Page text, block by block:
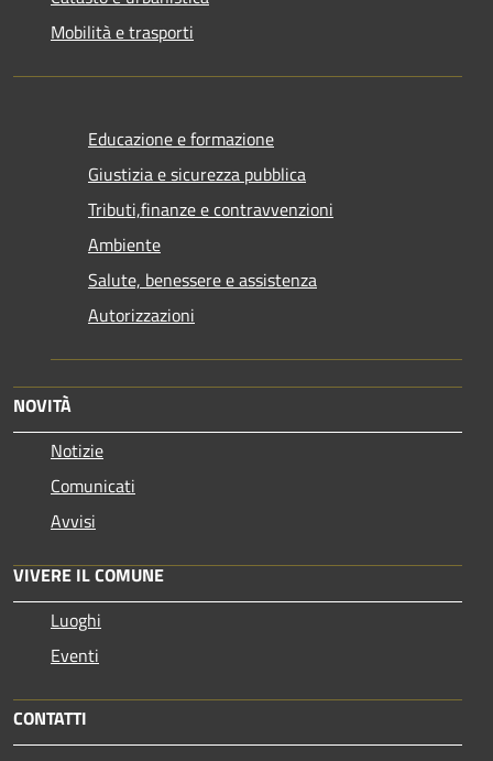
Mobilità e trasporti
Educazione e formazione
Giustizia e sicurezza pubblica
Tributi,finanze e contravvenzioni
Ambiente
Salute, benessere e assistenza
Autorizzazioni
NOVITÀ
Notizie
Comunicati
Avvisi
VIVERE IL COMUNE
Luoghi
Eventi
CONTATTI